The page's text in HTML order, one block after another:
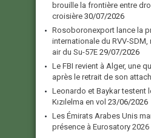
brouille la frontière entre
croisière 30/07/2026
Rosoboronexport lance la
internationale du RVV-
air du Su-57E 29/07/2026
Le FBI revient à Alger, une
après le retrait de son
Leonardo et Baykar testent
Kızılelma en vol 23/06/2026
Les Émirats Arabes Unis
présence à Eurosatory 2026